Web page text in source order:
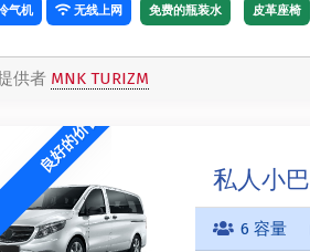
气机 无线上网 免费的瓶装水 皮革座椅
供者 MNK TURIZM
良好的价值
私人小巴
6 容量